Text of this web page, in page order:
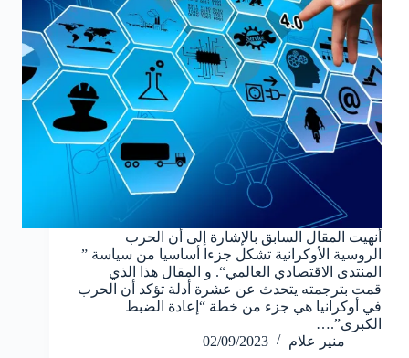
أنهيت المقال السابق بالإشارة إلى أن الحرب
الروسية الأوكرانية تشكل جزءا أساسيا من سياسة ”
المنتدى الاقتصادي العالمي“. و المقال هذا الذي
قمت بترجمته يتحدث عن عشرة أدلة تؤكد أن الحرب
في أوكرانيا هي جزء من خطة “إعادة الضبط
الكبرى”.…
منير علام
02/09/2023